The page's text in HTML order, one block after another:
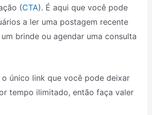
(CTA). É aqui que você pode
a ler uma postagem recente
brinde ou agendar uma consulta
único link que você pode deixar
tempo ilimitado, então faça valer